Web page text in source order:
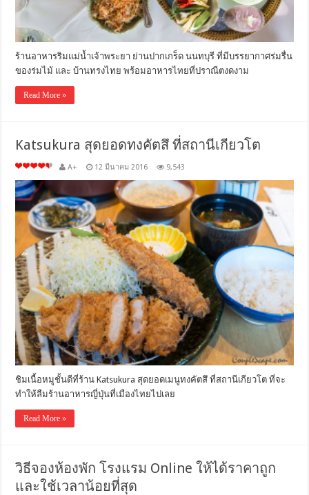
ร้านอาหารริมแม่น้ำเจ้าพระยา ย่านปากเกร็ด นนทบุรี ที่มีบรรยากาศร่มรื่น
ของร่มไม้ และ บ้านทรงไทย พร้อมอาหารไทยที่ปราณีตงดงาม
Read More »
Katsukura สุดยอดทงคัตสึ ที่สถานีเกียวโต
A+ 12 มีนาคม 2016 9,543
ชิมเนื้อหมูชั้นดีที่ร้าน Katsukura สุดยอดเมนูทงคัตสึ ที่สถานีเกียวโต ที่จะ
ทำให้ลืมร้านอาหารญี่ปุ่นที่เมืองไทยไปเลย
Read More »
วิธีจองห้องพัก โรงแรม Online ให้ได้ราคาถูก
และใช้เวลาน้อยที่สุด